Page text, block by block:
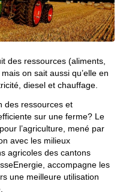
des ressources (aliments,
on sait aussi qu’elle en
diesel et chauffage.
des ressources et
sur une ferme? Le
l’agriculture, mené par
avec les milieux
agricoles des cantons
accompagne les
une meilleure utilisation